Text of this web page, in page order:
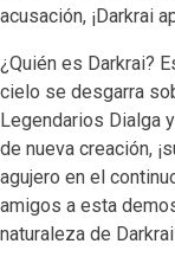
acusación, ¡Darkrai
¿Quién es Darkrai?
cielo se desgarra
Legendarios Dialga
de nueva creación,
agujero en el
amigos a esta
naturaleza de